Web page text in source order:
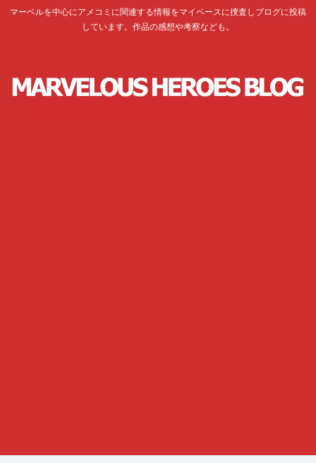
マーベルを中心にアメコミに関連する情報をマイペースに捜査しブログに投稿
しています。作品の感想や考察なども。